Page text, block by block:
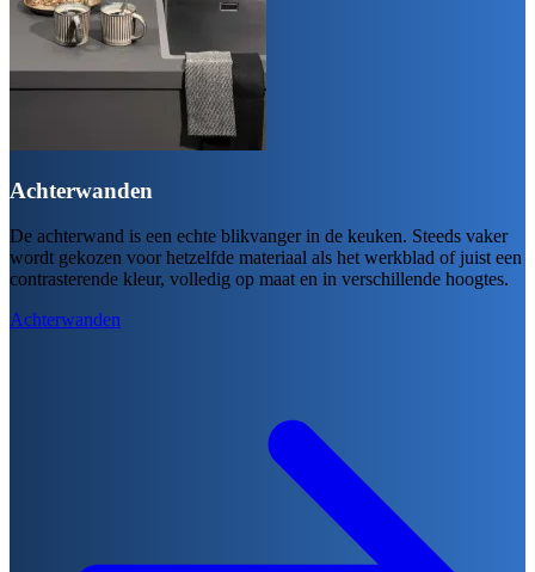
Achterwanden
De achterwand is een echte blikvanger in de keuken. Steeds vaker
wordt gekozen voor hetzelfde materiaal als het werkblad of juist een
contrasterende kleur, volledig op maat en in verschillende hoogtes.
Achterwanden